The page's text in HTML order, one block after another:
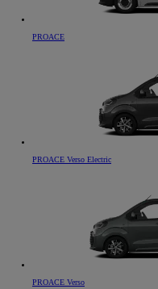
PROACE
PROACE Verso Electric
PROACE Verso